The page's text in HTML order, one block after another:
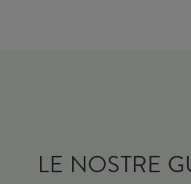
LE NOSTRE